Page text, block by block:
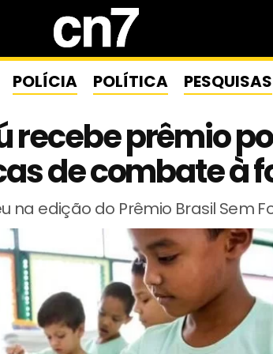
POLÍCIA POLÍTICA PESQUISAS
recebe prêmio
de combate à
na edição do Prêmio Brasil Sem